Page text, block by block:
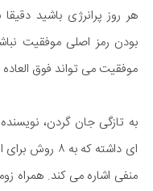
هر روز پرانرژی باشید
بودن رمز اصلی موفقیت
موفقیت می تواند فوق العاده
به تازگی جان گردن،
ای داشته که
منفی اشاره می کند. همراه